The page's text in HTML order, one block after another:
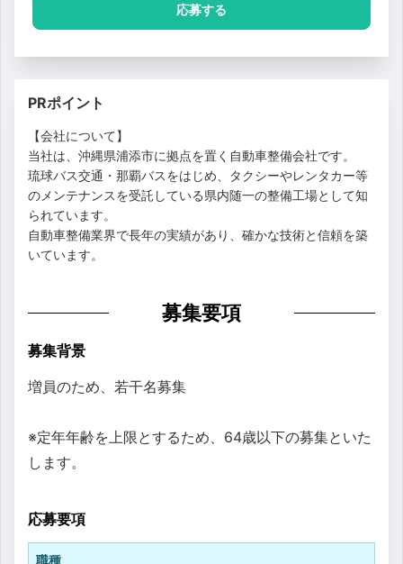
応募する
PRポイント
【会社について】
当社は、沖縄県浦添市に拠点を置く自動車整備会社です。
琉球バス交通・那覇バスをはじめ、タクシーやレンタカー等
のメンテナンスを受託している県内随一の整備工場として知
られています。
自動車整備業界で長年の実績があり、確かな技術と信頼を築
いています。
募集要項
募集背景
増員のため、若干名募集
※定年年齢を上限とするため、64歳以下の募集といた
します。
応募要項
職種